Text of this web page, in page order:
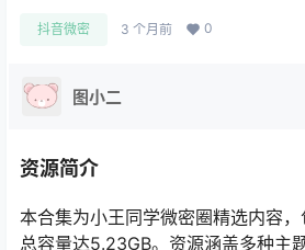
抖音微密 3 个月前 0
图小二
资源简介
本合集为小王同学微密圈精选内容，
总容量达5.23GB。资源涵盖多种主